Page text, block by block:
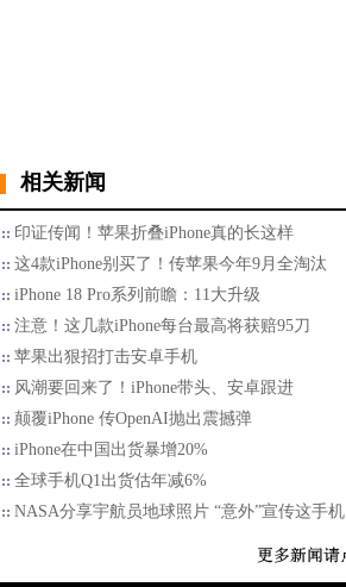
相关新闻
印证传闻！苹果折叠iPhone真的长这样
这4款iPhone别买了！传苹果今年9月全淘汰
iPhone 18 Pro系列前瞻：11大升级
注意！这几款iPhone每台最高将获赔95刀
苹果出狠招打击安卓手机
风潮要回来了！iPhone带头、安卓跟进
颠覆iPhone 传OpenAI抛出震撼弹
iPhone在中国出货暴增20%
全球手机Q1出货估年减6%
NASA分享宇航员地球照片 “意外”宣传这手机